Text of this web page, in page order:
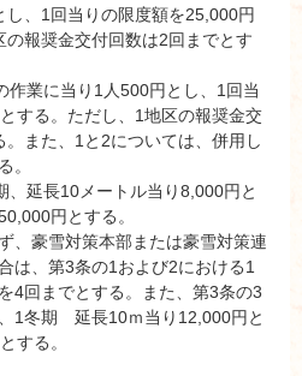
、1回当りの限度額を25,000円
の報奨金交付回数は2回までとす
作業に当り1人500円とし、1回当
する。ただし、1地区の報奨金交
また、1と2については、併用し
。
、延長10メートル当り8,000円と
円とする。
、豪雪対策本部または豪雪対策連
は、第3条の1および2における1
4回までとする。また、第3条の3
1冬期 延長10ｍ当り12,000円と
する。